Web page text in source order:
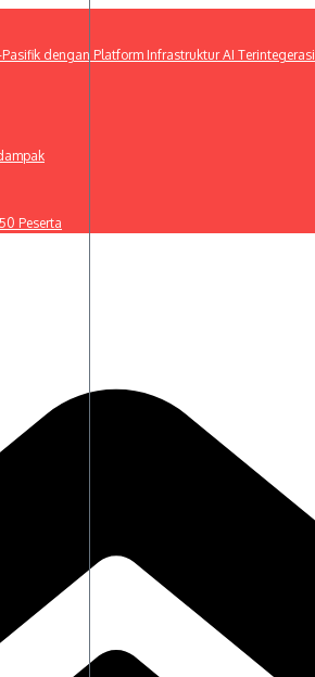
dengan Platform Infrastruktur AI Terintegerasi
Peserta